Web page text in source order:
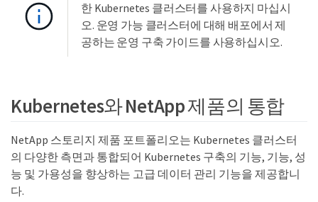
한 Kubernetes 클러스터를 사용하지 마십시
오. 운영 가능 클러스터에 대해 배포에서 제
공하는 운영 구축 가이드를 사용하십시오.
Kubernetes와 NetApp 제품의 통합
NetApp 스토리지 제품 포트폴리오는 Kubernetes 클러스터
의 다양한 측면과 통합되어 Kubernetes 구축의 기능, 기능, 성
능 및 가용성을 향상하는 고급 데이터 관리 기능을 제공합니
다.